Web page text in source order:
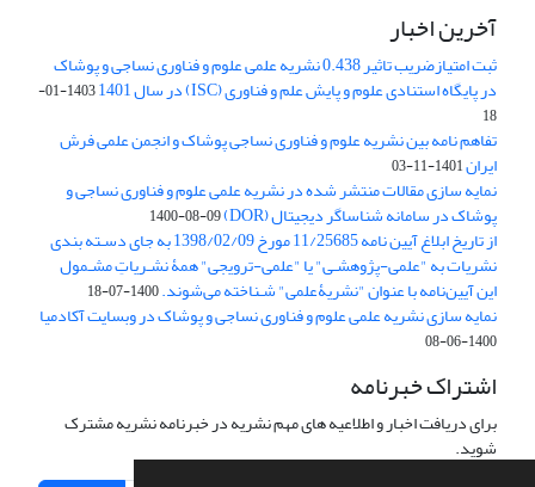
آخرین اخبار
ثبت امتیازضریب تاثیر 0.438 نشریه علمی علوم و فناوری نساجی و پوشاک
در پایگاه استنادی علوم و پایش علم و فناوری (ISC) در سال 1401
1403-01-
18
تفاهم نامه بین نشریه علوم و فناوری نساجی پوشاک و انجمن علمی فرش
ایران1401-11-03
نمایه سازی مقالات منتشر شده در نشریه علمی علوم و فناوری نساجی و
پوشاک در سامانه شناساگر دیجیتال (DOR) 1400-08-09
از تاریخ ابلاغ آیین نامه 11/25685 مورخ 1398/02/09 به جای دسـته بندی
نشریات به "علمی-پژوهشـی" یا "علمی-ترویجی" همۀ نشـریاتِ مشـمول
این آیین‌نامه با عنوان "نشریۀعلمی" شـناخته می‌شوند.1400-07-18
نمایه سازی نشریه علمی علوم و فناوری نساجی و پوشاک در وبسایت آکادمیا
1400-06-08
اشتراک خبرنامه
برای دریافت اخبار و اطلاعیه های مهم نشریه در خبرنامه نشریه مشترک
شوید.